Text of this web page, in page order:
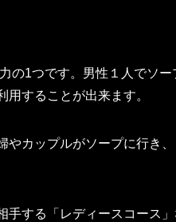
の1つです。男性１人でソ
することが出来ます。
カップルがソープに行き
する「レディースコース